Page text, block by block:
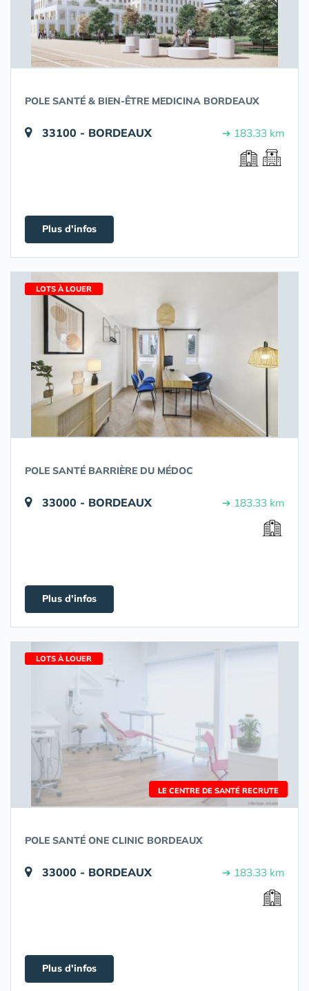
POLE SANTÉ & BIEN-ÊTRE MEDICINA BORDEAUX
33100 - BORDEAUX ➔ 183.33 km
Plus d'infos
LOTS À LOUER
POLE SANTÉ BARRIÈRE DU MÉDOC
33000 - BORDEAUX ➔ 183.33 km
Plus d'infos
LE CENTRE DE SANTÉ RECRUTE
LOTS À LOUER
POLE SANTÉ ONE CLINIC BORDEAUX
33000 - BORDEAUX ➔ 183.33 km
Plus d'infos